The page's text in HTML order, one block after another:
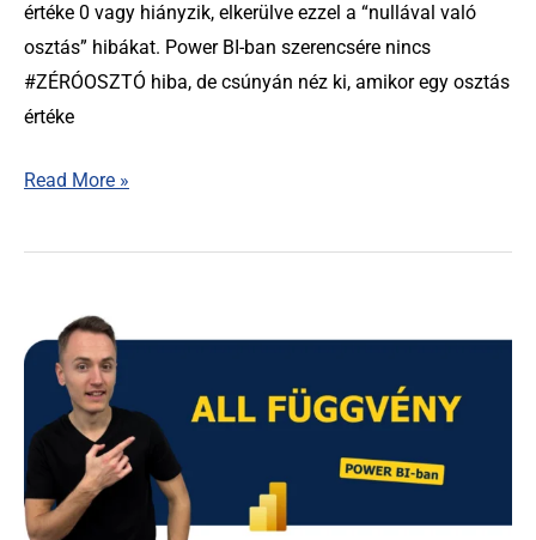
értéke 0 vagy hiányzik, elkerülve ezzel a “nullával való
osztás” hibákat. Power BI-ban szerencsére nincs
#ZÉRÓOSZTÓ hiba, de csúnyán néz ki, amikor egy osztás
értéke
Read More »
függvény
Power
BI-
ban